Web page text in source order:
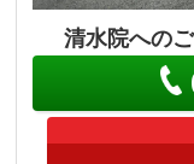
清水院への